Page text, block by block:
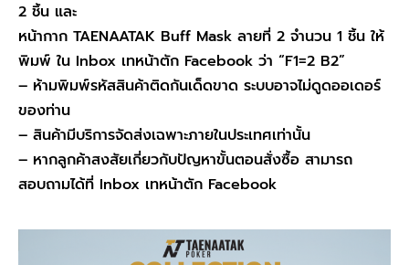
2 ชิ้น และ
หน้ากาก TAENAATAK Buff Mask ลายที่ 2 จำนวน 1 ชิ้น ให้
พิมพ์ ใน Inbox เทหน้าตัก Facebook ว่า “F1=2 B2”
– ห้ามพิมพ์รหัสสินค้าติดกันเด็ดขาด ระบบอาจไม่ดูดออเดอร์
ของท่าน
– สินค้ามีบริการจัดส่งเฉพาะภายในประเทศเท่านั้น
– หากลูกค้าสงสัยเกี่ยวกับปัญหาขั้นตอนสั่งซื้อ สามารถ
สอบถามได้ที่ Inbox เทหน้าตัก Facebook